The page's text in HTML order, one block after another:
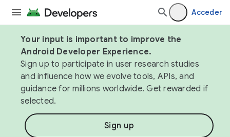
Acceder
Your input is important to improve the
Android Developer Experience.
Sign up to participate in user research studies
and influence how we evolve tools, APIs, and
guidance for millions worldwide. Get rewarded if
selected.
Sign up